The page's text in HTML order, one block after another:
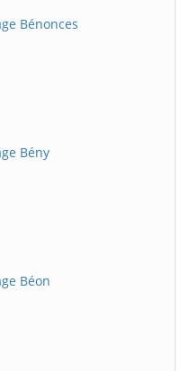
Bénonces
Bény
Béon